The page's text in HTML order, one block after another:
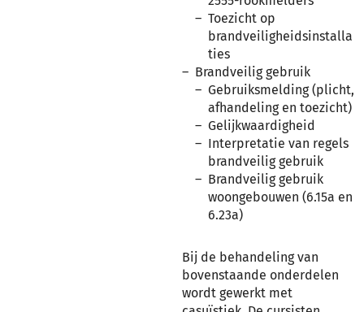
Toezicht op
brandveiligheidsinstalla
ties
Brandveilig gebruik
Gebruiksmelding (plicht,
afhandeling en toezicht)
Gelijkwaardigheid
Interpretatie van regels
brandveilig gebruik
Brandveilig gebruik
woongebouwen (6.15a en
6.23a)
Bij de behandeling van
bovenstaande onderdelen
wordt gewerkt met